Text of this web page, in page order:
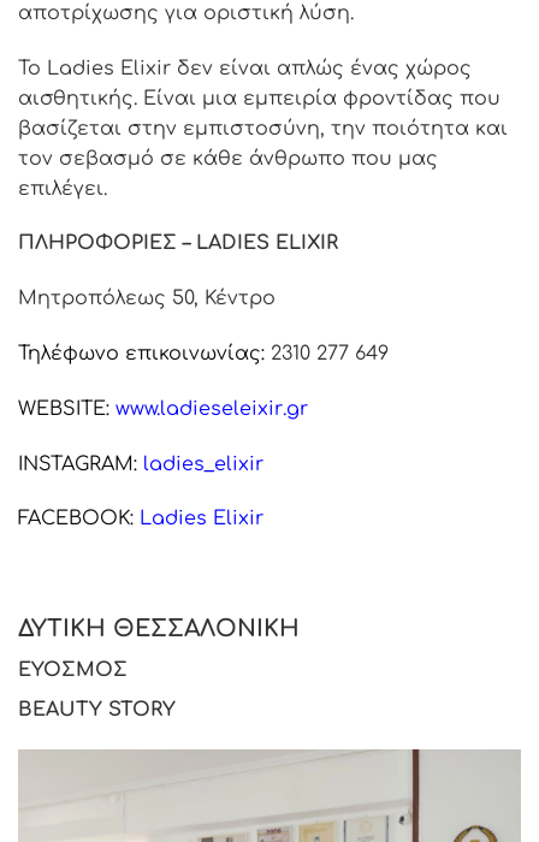
αποτρίχωσης για οριστική λύση.
Το Ladies Elixir δεν είναι απλώς ένας χώρος
αισθητικής. Είναι μια εμπειρία φροντίδας που
βασίζεται στην εμπιστοσύνη, την ποιότητα και
τον σεβασμό σε κάθε άνθρωπο που μας
επιλέγει.
ΠΛΗΡΟΦΟΡΙΕΣ – LADIES ELIXIR
Μητροπόλεως 50, Κέντρο
Τηλέφωνο επικοινωνίας: 2310 277 649
WEBSITE: www.ladieseleixir.gr
INSTAGRAM: ladies_elixir
FACEBOOK: Ladies Elixir
ΔΥΤΙΚΗ ΘΕΣΣΑΛΟΝΙΚΗ
ΕΥΟΣΜΟΣ
BEAUTY STORY